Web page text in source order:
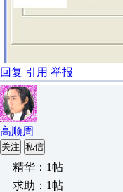
回复 引用 举报
高顺周
关注 私信
精华：1帖
求助：1帖